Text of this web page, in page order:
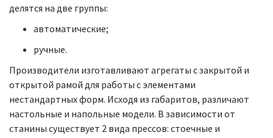
делятся на две группы:
автоматические;
ручные.
Производители изготавливают агрегаты с закрытой и
открытой рамой для работы с элементами
нестандартных форм. Исходя из габаритов, различают
настольные и напольные модели. В зависимости от
станины существует 2 вида прессов: стоечные и